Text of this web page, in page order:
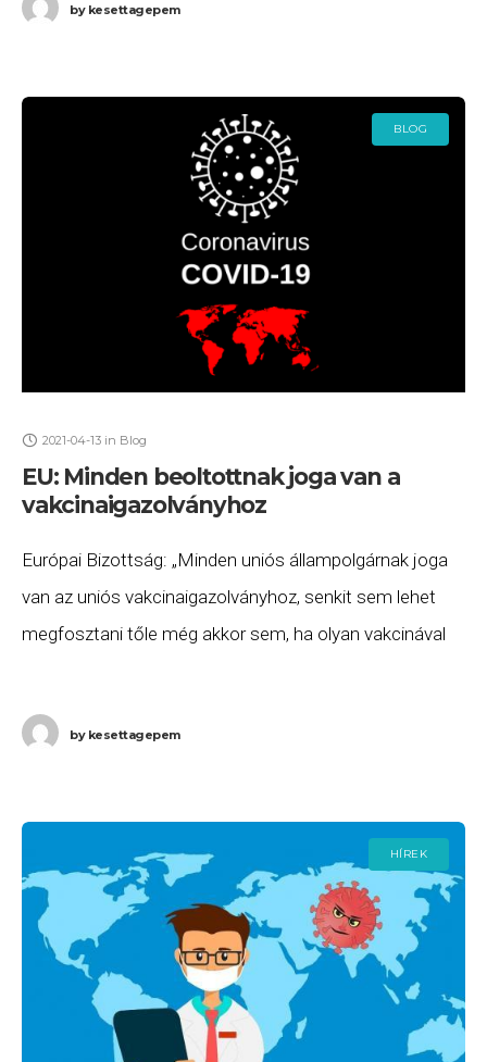
bykesettagepem
BLOG
2021-04-13 in Blog
EU: Minden beoltottnak joga van a
vakcinaigazolványhoz
Európai Bizottság: „Minden uniós állampolgárnak joga
van az uniós vakcinaigazolványhoz, senkit sem lehet
megfosztani tőle még akkor sem, ha olyan vakcinával
bykesettagepem
HÍREK